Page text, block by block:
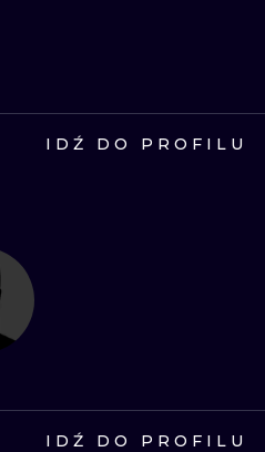
IDŹ DO PROFILU
IDŹ DO PROFILU